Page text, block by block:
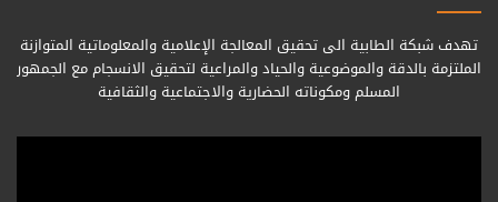
تهدف شبكة الطابية الى تحقيق المعالجة الإعلامية والمعلوماتية المتوازنة
الملتزمة بالدقة والموضوعية والحياد والمراعية لتحقيق الانسجام مع الجمهور
المسلم ومكوناته الحضارية والاجتماعية والثقافية